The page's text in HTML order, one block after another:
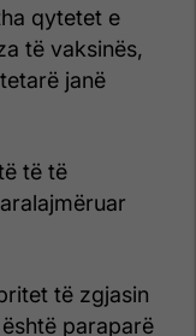
qytetet e
të vaksinës,
janë
të të
të zgjasin
paraparë